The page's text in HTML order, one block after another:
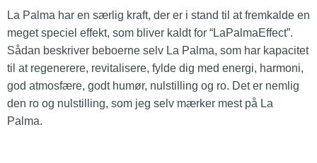
La Palma har en særlig kraft, der er i stand til at fremkalde en
meget speciel effekt, som bliver kaldt for “LaPalmaEffect”.
Sådan beskriver beboerne selv La Palma, som har kapacitet
til at regenerere, revitalisere, fylde dig med energi, harmoni,
god atmosfære, godt humør, nulstilling og ro. Det er nemlig
den ro og nulstilling, som jeg selv mærker mest på La
Palma.